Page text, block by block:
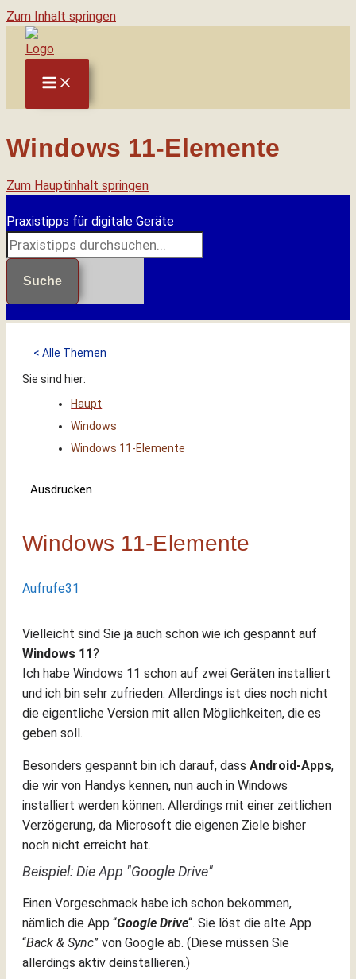
Zum Inhalt springen
Windows 11-Elemente
Zum Hauptinhalt springen
Praxistipps für digitale Geräte
Suche
< Alle Themen
Sie sind hier:
Haupt
Windows
Windows 11-Elemente
Ausdrucken
Windows 11-Elemente
Aufrufe31
Vielleicht sind Sie ja auch schon wie ich gespannt auf
Windows 11?
Ich habe Windows 11 schon auf zwei Geräten installiert
und ich bin sehr zufrieden. Allerdings ist dies noch nicht
die eigentliche Version mit allen Möglichkeiten, die es
geben soll.
Besonders gespannt bin ich darauf, dass Android-Apps,
die wir von Handys kennen, nun auch in Windows
installiert werden können. Allerdings mit einer zeitlichen
Verzögerung, da Microsoft die eigenen Ziele bisher
noch nicht erreicht hat.
Beispiel: Die App "Google Drive"
Einen Vorgeschmack habe ich schon bekommen,
nämlich die App “Google Drive“. Sie löst die alte App
“Back & Sync” von Google ab. (Diese müssen Sie
allerdings aktiv deinstallieren.)